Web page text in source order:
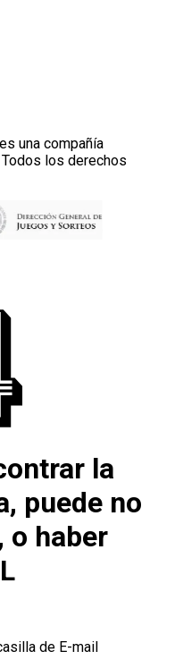
una compañía
los derechos
la
puede no
o haber
de E-mail